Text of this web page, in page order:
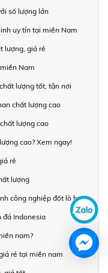
số lượng lớn
uy tín tại miền Nam
lượng, giá rẻ
Nam
lượng tốt, tận nơi
chất lượng cao
lượng cao
cao? Xem ngay!
rẻ
lượng
công nghiệp đốt lò hơi
đá Indonesia
nam?
rẻ tại miền nam